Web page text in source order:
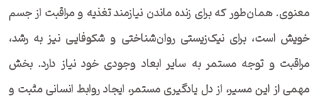
معنوی. همان‌طور که برای زنده ماندن نیازمند تغذیه و مراقبت از جسم
خویش است، برای نیک‌زیستی روان‌شناختی و شکوفایی نیز به رشد،
مراقبت و توجه مستمر به سایر ابعاد وجودی خود نیاز دارد. بخش
مهمی از این مسیر، از دلِ یادگیری مستمر، ایجاد روابط انسانی مثبت و